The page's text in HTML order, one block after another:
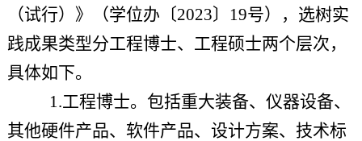
（试行）》（学位办〔2023〕19号），选树实
践成果类型分工程博士、工程硕士两个层次，
具体如下。
1.工程博士。包括重大装备、仪器设备、
其他硬件产品、软件产品、设计方案、技术标